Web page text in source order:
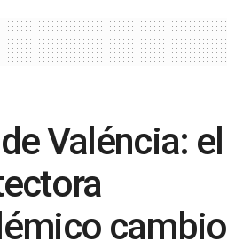
Valéncia: el
cambio